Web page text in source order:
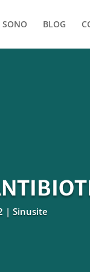
SONO BLOG
Sinusite